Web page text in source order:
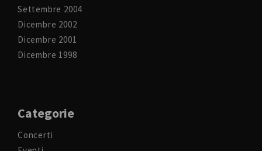
Settembre 2004
Dicembre 2002
Dicembre 2001
Dicembre 1998
Categorie
Concerti